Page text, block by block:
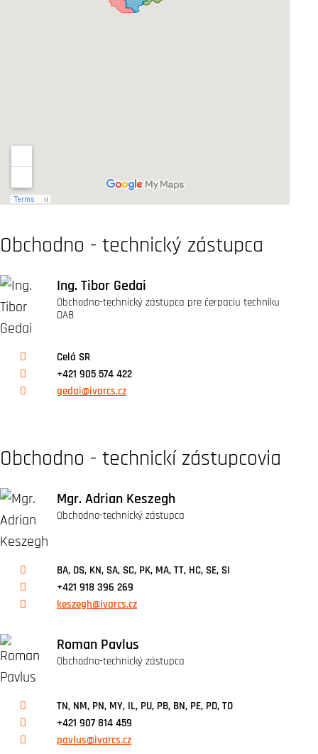
Obchodno - technický zástupca
Ing. Tibor Gedai
Obchodno-technický zástupca pre čerpaciu techniku
DAB
Celá SR
+421 905 574 422
gedai@ivarcs.cz
Obchodno - technickí zástupcovia
Mgr. Adrian Keszegh
Obchodno-technický zástupca
BA, DS, KN, SA, SC, PK, MA, TT, HC, SE, SI
+421 918 396 269
keszegh@ivarcs.cz
Roman Pavlus
Obchodno-technický zástupca
TN, NM, PN, MY, IL, PU, PB, BN, PE, PD, TO
+421 907 814 459
pavlus@ivarcs.cz